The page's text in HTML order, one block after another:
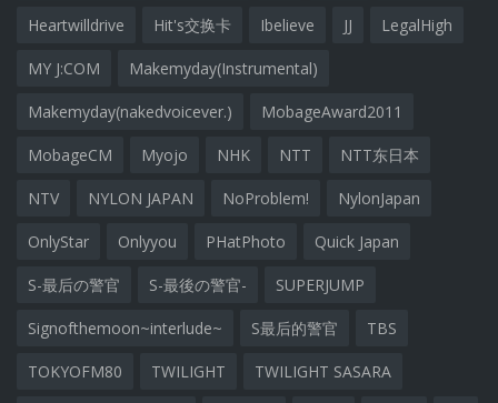
Heartwilldrive Hit's交换卡 Ibelieve JJ LegalHigh
MY J:COM Makemyday(Instrumental)
Makemyday(nakedvoicever.) MobageAward2011
MobageCM Myojo NHK NTT NTT东日本
NTV NYLON JAPAN NoProblem! NylonJapan
OnlyStar Onlyyou PHatPhoto Quick Japan
S-最后の警官 S-最後の警官- SUPERJUMP
Signofthemoon~interlude~ S最后的警官 TBS
TOKYOFM80 TWILIGHT TWILIGHT SASARA